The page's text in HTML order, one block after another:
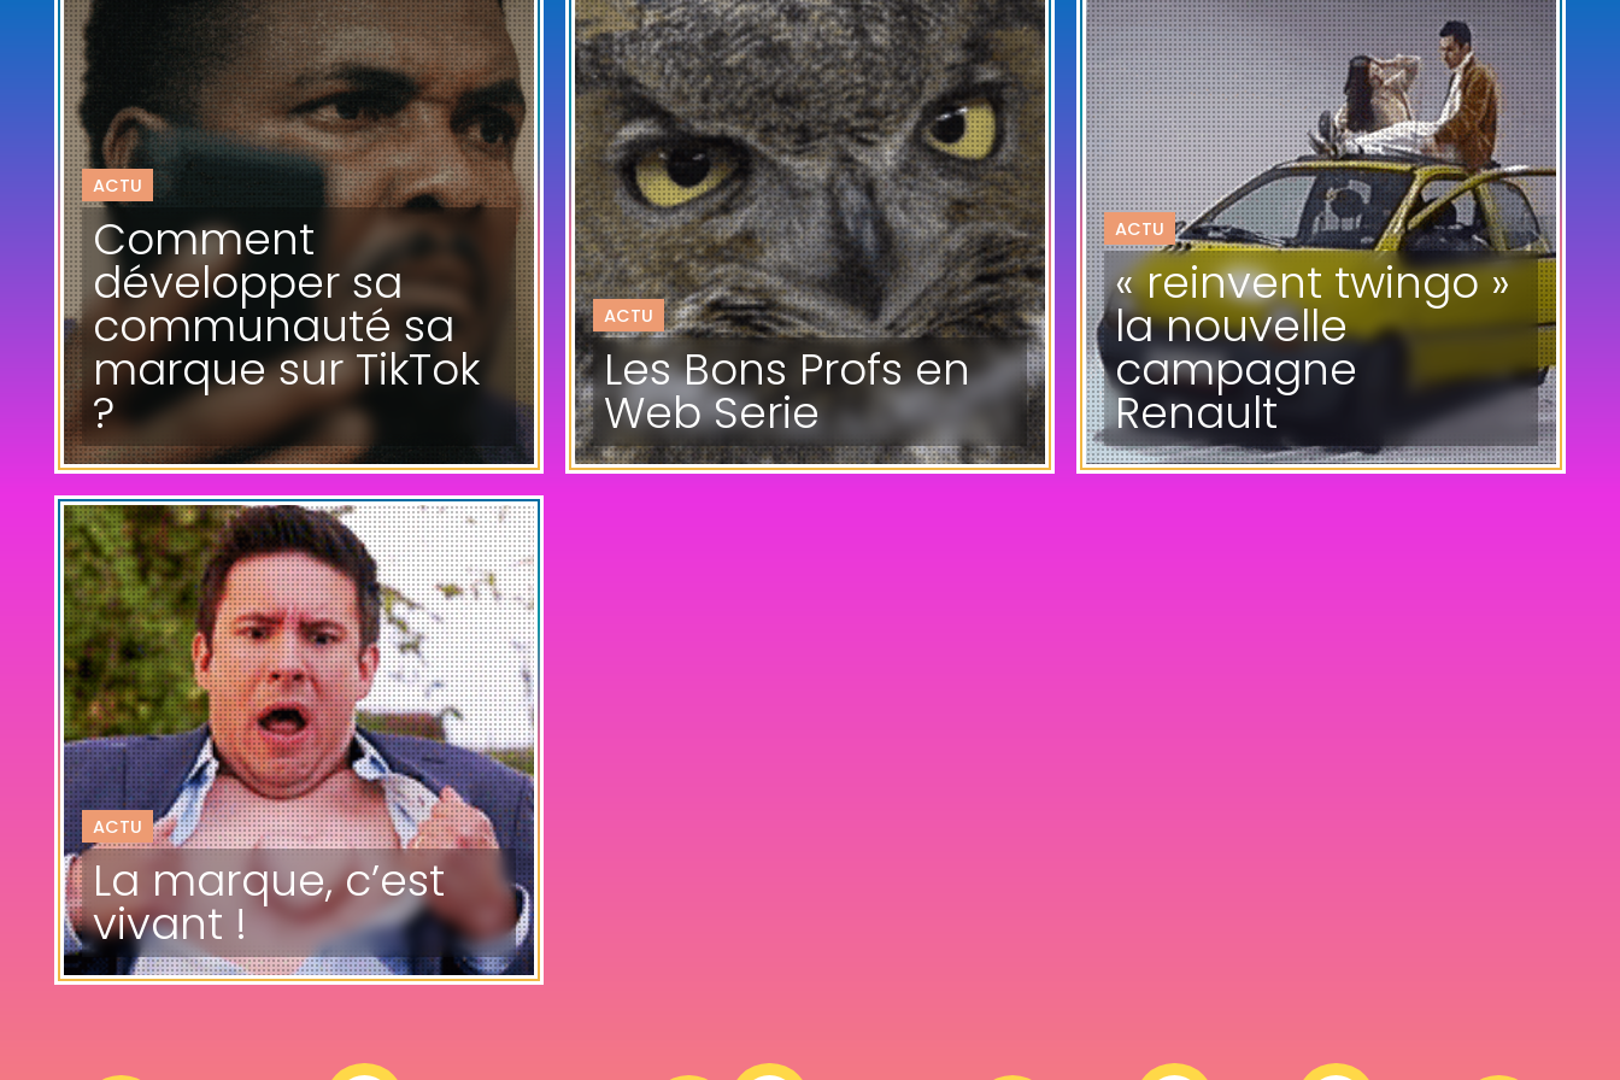
ACTU
Comment
développer sa
communauté sa
marque sur TikTok
?
ACTU
Les Bons Profs en
Web Serie
ACTU
« reinvent twingo »
la nouvelle
campagne
Renault
ACTU
La marque, c’est
vivant !